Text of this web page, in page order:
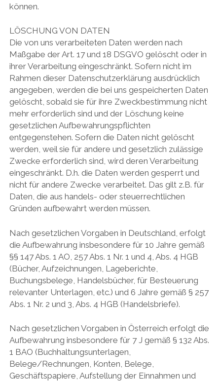
können.
LÖSCHUNG VON DATEN
Die von uns verarbeiteten Daten werden nach
Maßgabe der Art. 17 und 18 DSGVO gelöscht oder in
ihrer Verarbeitung eingeschränkt. Sofern nicht im
Rahmen dieser Datenschutzerklärung ausdrücklich
angegeben, werden die bei uns gespeicherten Daten
gelöscht, sobald sie für ihre Zweckbestimmung nicht
mehr erforderlich sind und der Löschung keine
gesetzlichen Aufbewahrungspflichten
entgegenstehen. Sofern die Daten nicht gelöscht
werden, weil sie für andere und gesetzlich zulässige
Zwecke erforderlich sind, wird deren Verarbeitung
eingeschränkt. D.h. die Daten werden gesperrt und
nicht für andere Zwecke verarbeitet. Das gilt z.B. für
Daten, die aus handels- oder steuerrechtlichen
Gründen aufbewahrt werden müssen.
Nach gesetzlichen Vorgaben in Deutschland, erfolgt
die Aufbewahrung insbesondere für 10 Jahre gemäß
§§ 147 Abs. 1 AO, 257 Abs. 1 Nr. 1 und 4, Abs. 4 HGB
(Bücher, Aufzeichnungen, Lageberichte,
Buchungsbelege, Handelsbücher, für Besteuerung
relevanter Unterlagen, etc.) und 6 Jahre gemäß § 257
Abs. 1 Nr. 2 und 3, Abs. 4 HGB (Handelsbriefe).
Nach gesetzlichen Vorgaben in Österreich erfolgt die
Aufbewahrung insbesondere für 7 J gemäß § 132 Abs.
1 BAO (Buchhaltungsunterlagen,
Belege/Rechnungen, Konten, Belege,
Geschäftspapiere, Aufstellung der Einnahmen und